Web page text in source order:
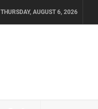
THURSDAY, AUGUST 6, 2026